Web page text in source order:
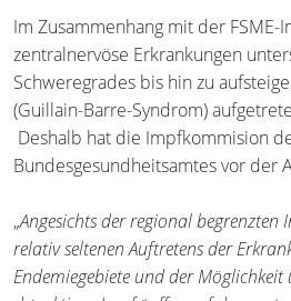
Im Zusammenhang mit der FSME-
zentralnervöse Erkrankungen
Schweregrades bis hin zu
(Guillain-Barre-Syndrom)
Deshalb hat die Impfkommision
Bundesgesundheitsamtes vor der
„Angesichts der regional begrenzten
relativ seltenen Auftretens der
Endemiegebiete und der